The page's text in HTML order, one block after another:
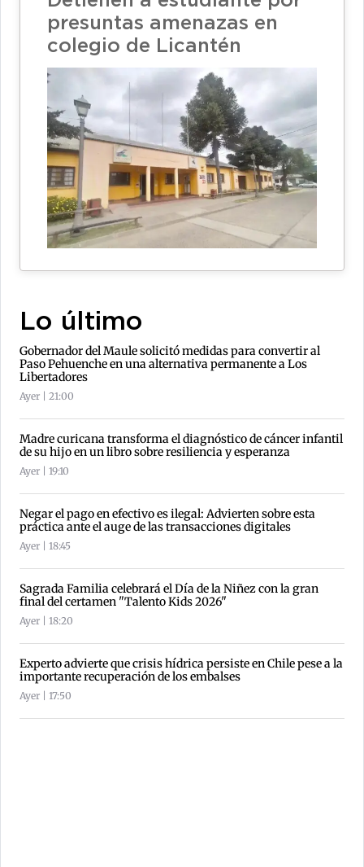
presuntas amenazas en
colegio de Licantén
Lo último
Gobernador del Maule solicitó medidas para convertir al
Paso Pehuenche en una alternativa permanente a Los
Libertadores
Ayer | 21:00
Madre curicana transforma el diagnóstico de cáncer infantil
de su hijo en un libro sobre resiliencia y esperanza
Ayer | 19:10
Negar el pago en efectivo es ilegal: Advierten sobre esta
práctica ante el auge de las transacciones digitales
Ayer | 18:45
Sagrada Familia celebrará el Día de la Niñez con la gran
final del certamen "Talento Kids 2026"
Ayer | 18:20
Experto advierte que crisis hídrica persiste en Chile pese a la
importante recuperación de los embalses
Ayer | 17:50